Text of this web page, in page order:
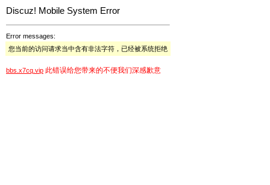
Discuz! Mobile System Error
Error messages:
您当前的访问请求当中含有非法字符，已经被系统拒绝
bbs.x7cq.vip 此错误给您带来的不便我们深感歉意